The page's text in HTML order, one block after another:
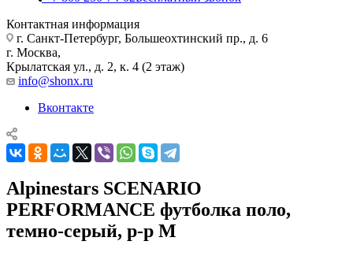
Контактная информация
г. Санкт-Петербург, Большеохтинский пр., д. 6
г. Москва,
Крылатская ул., д. 2, к. 4 (2 этаж)
info@shonx.ru
Вконтакте
Alpinestars SCENARIO
PERFORMANCE футболка поло,
темно-серый, р-р M